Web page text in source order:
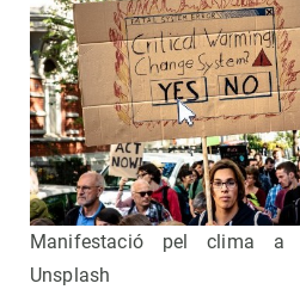
Manifestació pel clima a
Unsplash